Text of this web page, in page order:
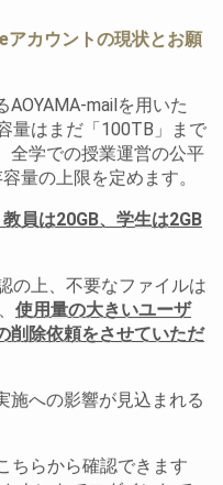
カウントの現状とお願
mailを用いた
量はまだ「100TB」まで
全学での授業運営の公平
量の上限を定めます。
員は20GB、学生は2GB
の上、不要なファイルは
使用量の大きいユーザ
削除依頼をさせていただ
施への影響が見込まれる
ちらから確認できます